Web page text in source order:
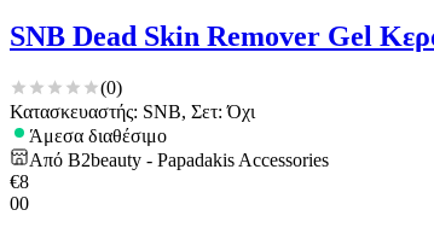
SNB Dead Skin Remover Gel
(0)
Κατασκευαστής: SNB, Σετ: Όχι
Άμεσα διαθέσιμο
Από B2beauty - Papadakis Accessories
€8
00